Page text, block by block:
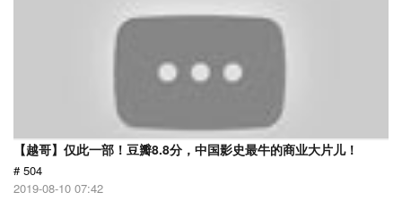
【越哥】仅此一部！豆瓣8.8分，中国影史最牛的商业大片儿！
# 504
2019-08-10 07:42